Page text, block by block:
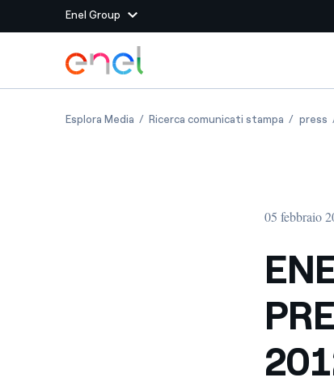
Enel Group
Siti del Gruppo
Enel Green Power Produciamo
Massimizziamo la
rapporto con i
energia pulita
Vai al contenuto principale
Esplora MediaENEL ANNUNCIA I DATI PRELIMINARI
Ricerca comunicati stampa ENEL
press
05 febbraio